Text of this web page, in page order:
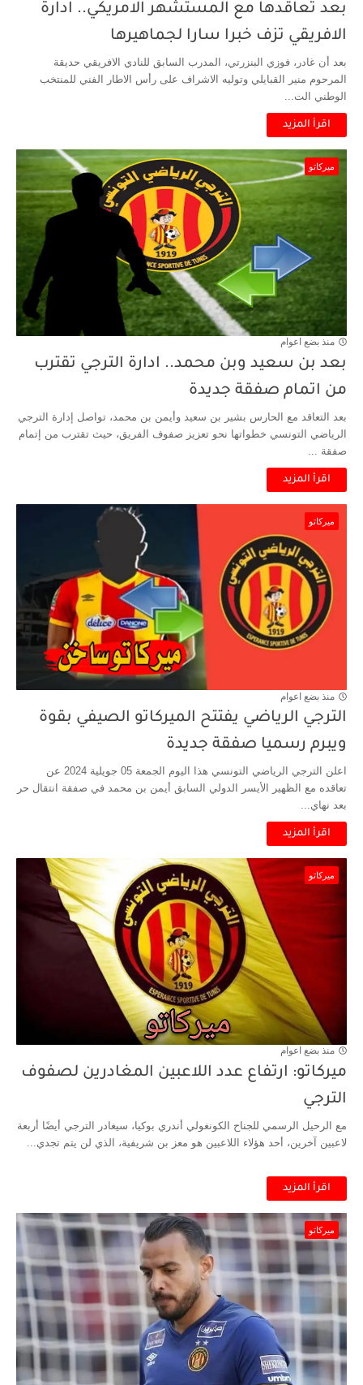
بعد تعاقدها مع المستشهر الامريكي.. ادارة
الافريقي تزف خبرا سارا لجماهيرها
بعد أن غادر، فوزي البنزرتي، المدرب السابق للنادي الافريقي حديقة
المرحوم منير القبايلي وتوليه الاشراف على رأس الاطار الفني للمنتخب
الوطني الت...
اقرأ المزيد
ميركاتو
منذ بضع اعوام
بعد بن سعيد وبن محمد.. ادارة الترجي تقترب
من اتمام صفقة جديدة
بعد التعاقد مع الحارس بشير بن سعيد وأيمن بن محمد، تواصل إدارة الترجي
الرياضي التونسي خطواتها نحو تعزيز صفوف الفريق، حيث تقترب من إتمام
صفقة ...
اقرأ المزيد
ميركاتو
منذ بضع اعوام
الترجي الرياضي يفتتح الميركاتو الصيفي بقوة
ويبرم رسميا صفقة جديدة
اعلن الترجي الرياضي التونسي هذا اليوم الجمعة 05 جويلية 2024 عن
تعاقده مع الظهير الأيسر الدولي السابق أيمن بن محمد في صفقة انتقال حر
بعد نهاي...
اقرأ المزيد
ميركاتو
منذ بضع اعوام
ميركاتو: ارتفاع عدد اللاعبين المغادرين لصفوف
الترجي
مع الرحيل الرسمي للجناح الكونغولي أندري بوكيا، سيغادر الترجي أيضًا أربعة
لاعبين آخرين، أحد هؤلاء اللاعبين هو معز بن شريفية، الذي لن يتم تجدي...
اقرأ المزيد
ميركاتو